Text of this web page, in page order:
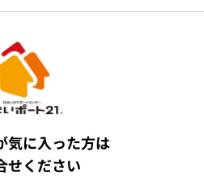
気に入った方は
せください